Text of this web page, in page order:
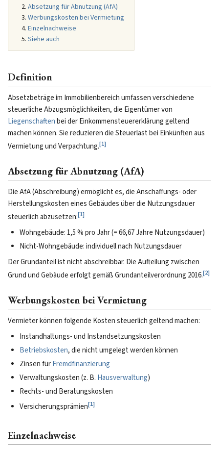
Absetzung für Abnutzung (AfA)
Werbungskosten bei Vermietung
Einzelnachweise
Siehe auch
Definition
Absetzbeträge im Immobilienbereich umfassen verschiedene
steuerliche Abzugsmöglichkeiten, die Eigentümer von
Liegenschaftenbei der Einkommensteuererklärung geltend
machen können. Sie reduzieren die Steuerlast bei Einkünften aus
Vermietung und Verpachtung.[1]
Absetzung für Abnutzung (AfA)
Die AfA (Abschreibung) ermöglicht es, die Anschaffungs- oder
Herstellungskosten eines Gebäudes über die Nutzungsdauer
steuerlich abzusetzen:[1]
Wohngebäude: 1,5 % pro Jahr (= 66,67 Jahre Nutzungsdauer)
Nicht-Wohngebäude: individuell nach Nutzungsdauer
Der Grundanteil ist nicht abschreibbar. Die Aufteilung zwischen
Grund und Gebäude erfolgt gemäß Grundanteilverordnung 2016.[2]
Werbungskosten bei Vermietung
Vermieter können folgende Kosten steuerlich geltend machen:
Instandhaltungs- und Instandsetzungskosten
Betriebskosten, die nicht umgelegt werden können
Zinsen fürFremdfinanzierung
Verwaltungskosten (z. B. Hausverwaltung)
Rechts- und Beratungskosten
Versicherungsprämien[1]
Einzelnachweise